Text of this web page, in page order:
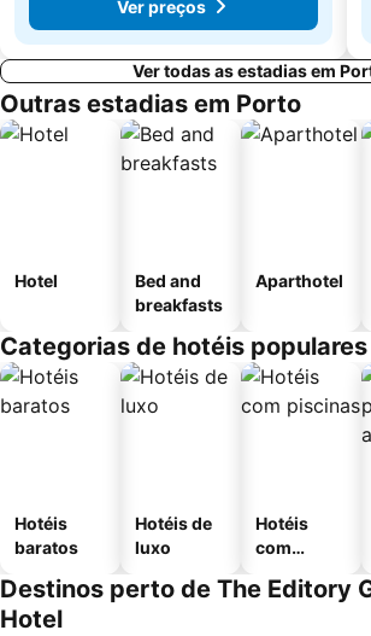
Ver preços
Ver todas as estadias em
Outras estadias em Porto
Hotel
Bed and
breakfasts
Aparthotel
Categorias de hotéis
Hotéis
baratos
Hotéis de
luxo
Hotéis
com
Destinos perto de The Editory
Hotel